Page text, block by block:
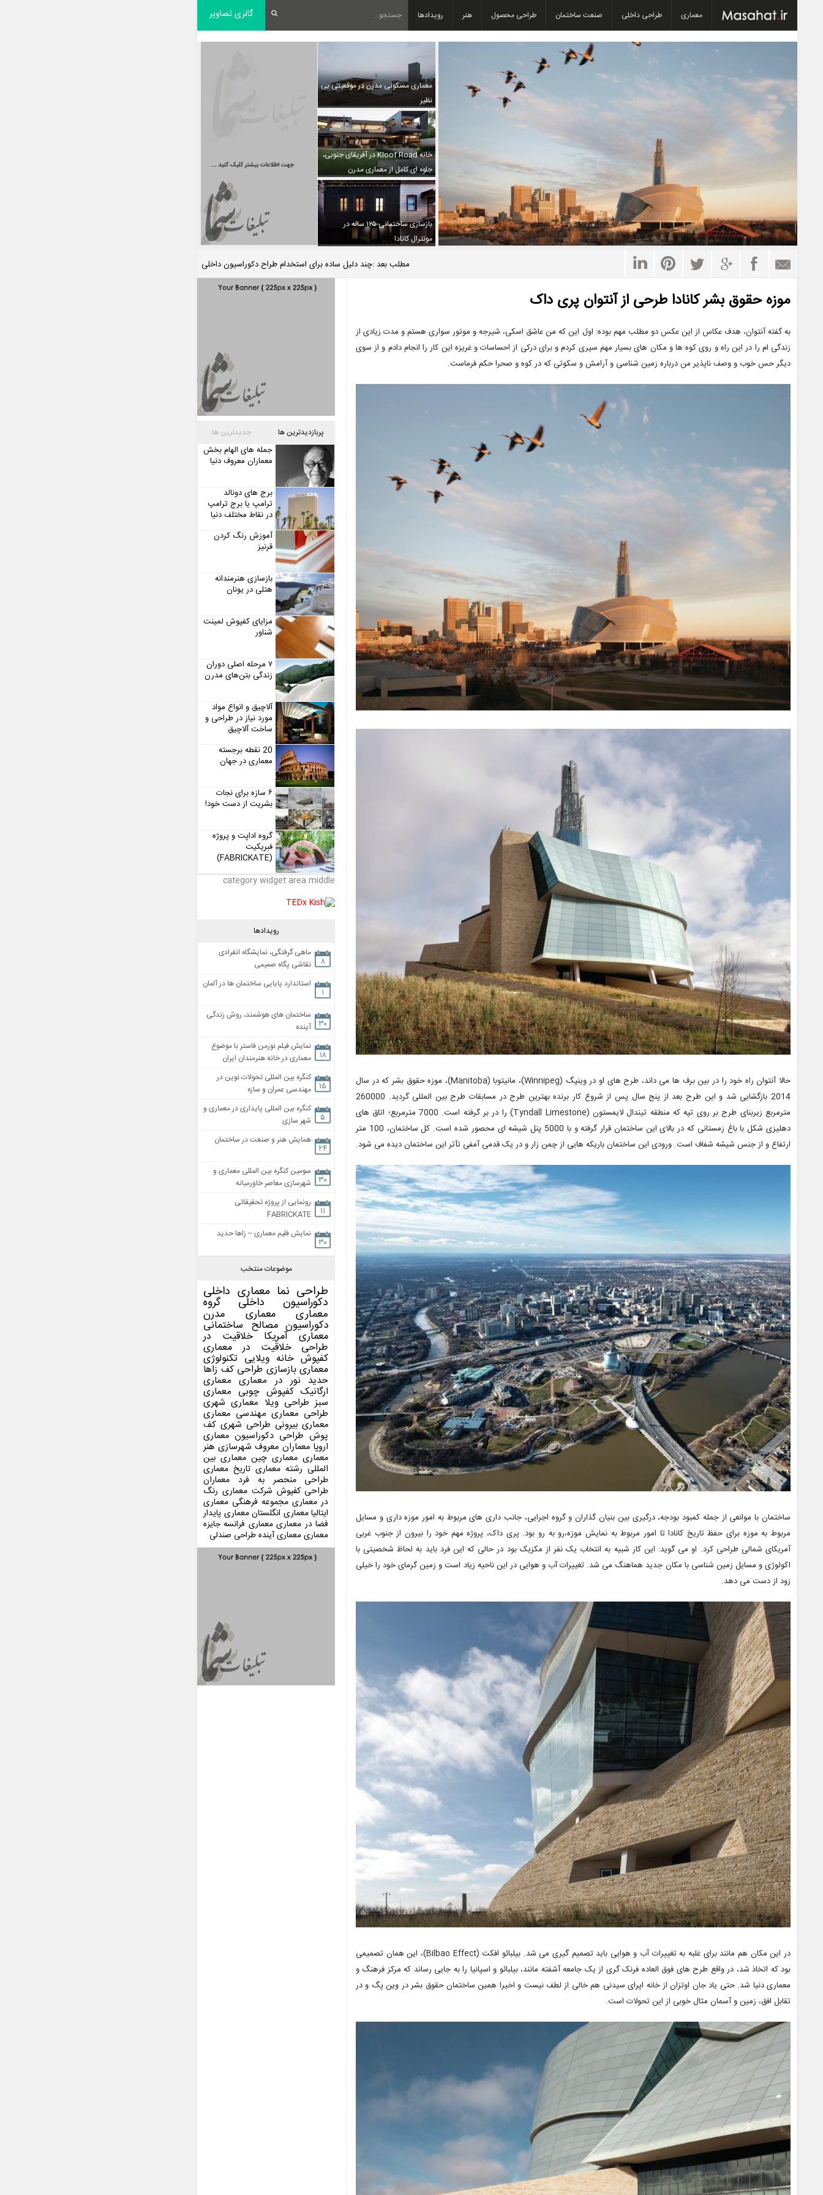
معماری طراحی داخلی صنعت ساختمان طراحی محصول هنر رویدادها گالری تصاویر
معماری مسکونی مدرن در موقعیتی بی
نظیر
خانه Kloof Road در آفریقای جنوبی،
جلوه ای کامل از معماری مدرن
بازسازی ساختمانی ۱۲۵ ساله در
مونترال کانادا
مطلب بعد :چند دلیل ساده برای استخدام طراح دکوراسیون داخلی
موزه حقوق بشر کانادا طرحی از آنتوان پری داک
به گفته آنتوان، هدف عکاس از این عکس دو مطلب مهم بوده: اول این که من عاشق اسکی، شیرجه و موتور سواری هستم و مدت زیادی از
زندگی ام را در این راه و روی کوه ها و مکان های بسیار مهم سپری کردم و برای درکی از احساسات و غریزه این کار را انجام دادم و از سوی
دیگر حس خوب و وصف ناپذیر من درباره زمین شناسی و آرامش و سکوتی که در کوه و صحرا حکم فرماست.
حالا آنتوان راه خود را در بین برف ها می داند، طرح های او در وینپگ (Winnipeg)، مانیتوبا (Manitoba)، موزه حقوق بشر که در سال
2014 بازگشایی شد و این طرح بعد از پنج سال پس از شروع کار برنده بهترین طرح در مسابقات طرح بین المللی گردید. 260000
مترمربع زیربنای طرح بر روی تپه که منطقه تیندال لایمستون (Tyndall Limestone) را در بر گرفته است. 7000 مترمربع؛ اتاق های
دهلیزی شکل با باغ زمستانی که در بالای این ساختمان قرار گرفته و با 5000 پنل شیشه ای محصور شده است. کل ساختمان، 100 متر
ارتفاع و از جنس شیشه شفاف است. ورودی این ساختمان باریکه هایی از چمن زار و در یک قدمی آمفی تآتر این ساختمان دیده می شود.
ساختمان با موانعی از جمله کمبود بودجه، درگیری بین بنیان گذاران و گروه اجرایی، جانب داری های مربوط به امور موزه داری و مسایل
مربوط به موزه برای حفظ تاریخ کانادا تا امور مربوط به نمایش موزه،رو به رو بود. پری داک، پروژه مهم خود را بیرون از جنوب غربی
آمریکای شمالی طراحی کرد. او می گوید: این کار شبیه به انتخاب یک نفر از مکزیک بود در حالی که این فرد باید به لحاظ شخصیتی با
اکولوژی و مسایل زمین شناسی با مکان جدید هماهنگ می شد. تغییرات آب و هوایی در این ناحیه زیاد است و زمین گرمای خود را خیلی
زود از دست می دهد.
در این مکان هم مانند برای غلبه به تغییرات آب و هوایی باید تصمیم گیری می شد. بیلبائو افکت (Bilbao Effect)، این همان تصمیمی
بود که اتخاذ شد، در واقع طرح های فوق العاده فرنک گری از یک جامعه آشفته مانند، بیلبائو و اسپانیا را به جایی رساند که مرکز فرهنگ و
معماری دنیا شد. حتی یاد جان اوتزان از خانه اپرای سیدنی هم خالی از لطف نیست و اخیرا همین ساختمان حقوق بشر در وین پگ و در
تقابل افق، زمین و آسمان مثال خوبی از این تحولات است.
پربازدیدترین ها جدیدترین ها
جمله های الهام بخش
معماران معروف دنیا
برج های دونالد
ترامپ یا برج ترامپ
در نقاط مختلف دنیا
آموزش رنگ کردن
قرنیز
بازسازی هنرمندانه
هتلی در یونان
مزایای کفپوش لمینت
شناور
۷ مرحله اصلی دوران
زندگی بتن‌های مدرن
آلاچیق و انواع مواد
مورد نیاز در طراحی و
ساخت آلاچیق
20 نقطه برجسته
معماری در جهان
۶ سازه برای نجات
بشریت از دست خود!
گروه اداپت و پروژه
فبریکیت
(FABRICKATE)
category widget area middle
رویدادها
۸
ماهی گرفتگی، نمایشگاه انفرادی
نقاشی پگاه صمیمی
۱
استاندارد پایایی ساختمان ها در آلمان
۳۰
ساختمان های هوشمند، روش زندگی
آینده
۱۸
نمایش فیلم نورمن فاستر با موضوع
معماری در خانه هنرمندان ایران
۱۵
کنگره بین المللی تحولات نوین در
مهندسی عمران و سازه
۵
کنگره بین المللی پایداری در معماری و
شهر سازی
۲۴
همایش هنر و صنعت در ساختمان
۳۰
سومین کنگره بین المللی معماری و
شهرسازی معاصر خاورمیانه
۱۱
رونمایی از پروژه تحقیقاتی
FABRICKATE
۳۰
نمایش فلیم معماری – زاها حدید
موضوعات منتخب
طراحی نما معماری داخلی
دکوراسیون داخلی گروه
معماری معماری مدرن
دکوراسیون مصالح ساختمانی
معماری آمریکا خلاقیت در
طراحی خلاقیت در معماری
کفپوش خانه ویلایی تکنولوژی
معماری بازسازی طراحی کف زاها
حدید نور در معماری معماری
ارگانیک کفپوش چوبی معماری
سبز طراحی ویلا معماری شهری
طراحی معماری مهندسی معماری
معماری بیرونی طراحی شهری کف
پوش طراحی دکوراسیون معماری
اروپا معماران معروف شهرسازی هنر
معماری معماری چین معماری بین
المللی رشته معماری تاریخ معماری
طراحی منحصر به فرد معماران
طراحی کفپوش شرکت معماری رنگ
در معماری مجموعه فرهنگی معماری
ایتالیا معماری انگلستان معماری پایدار
فضا در معماری معماری فرانسه جایزه
معماریمعماری آیندهطراحی صندلی